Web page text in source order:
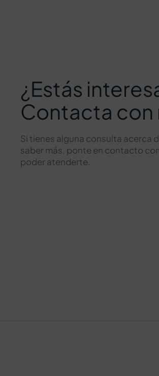
¿Estás
Contacta
Si tienes alguna consulta acerca
saber más, ponte en contacto
poder atenderte.